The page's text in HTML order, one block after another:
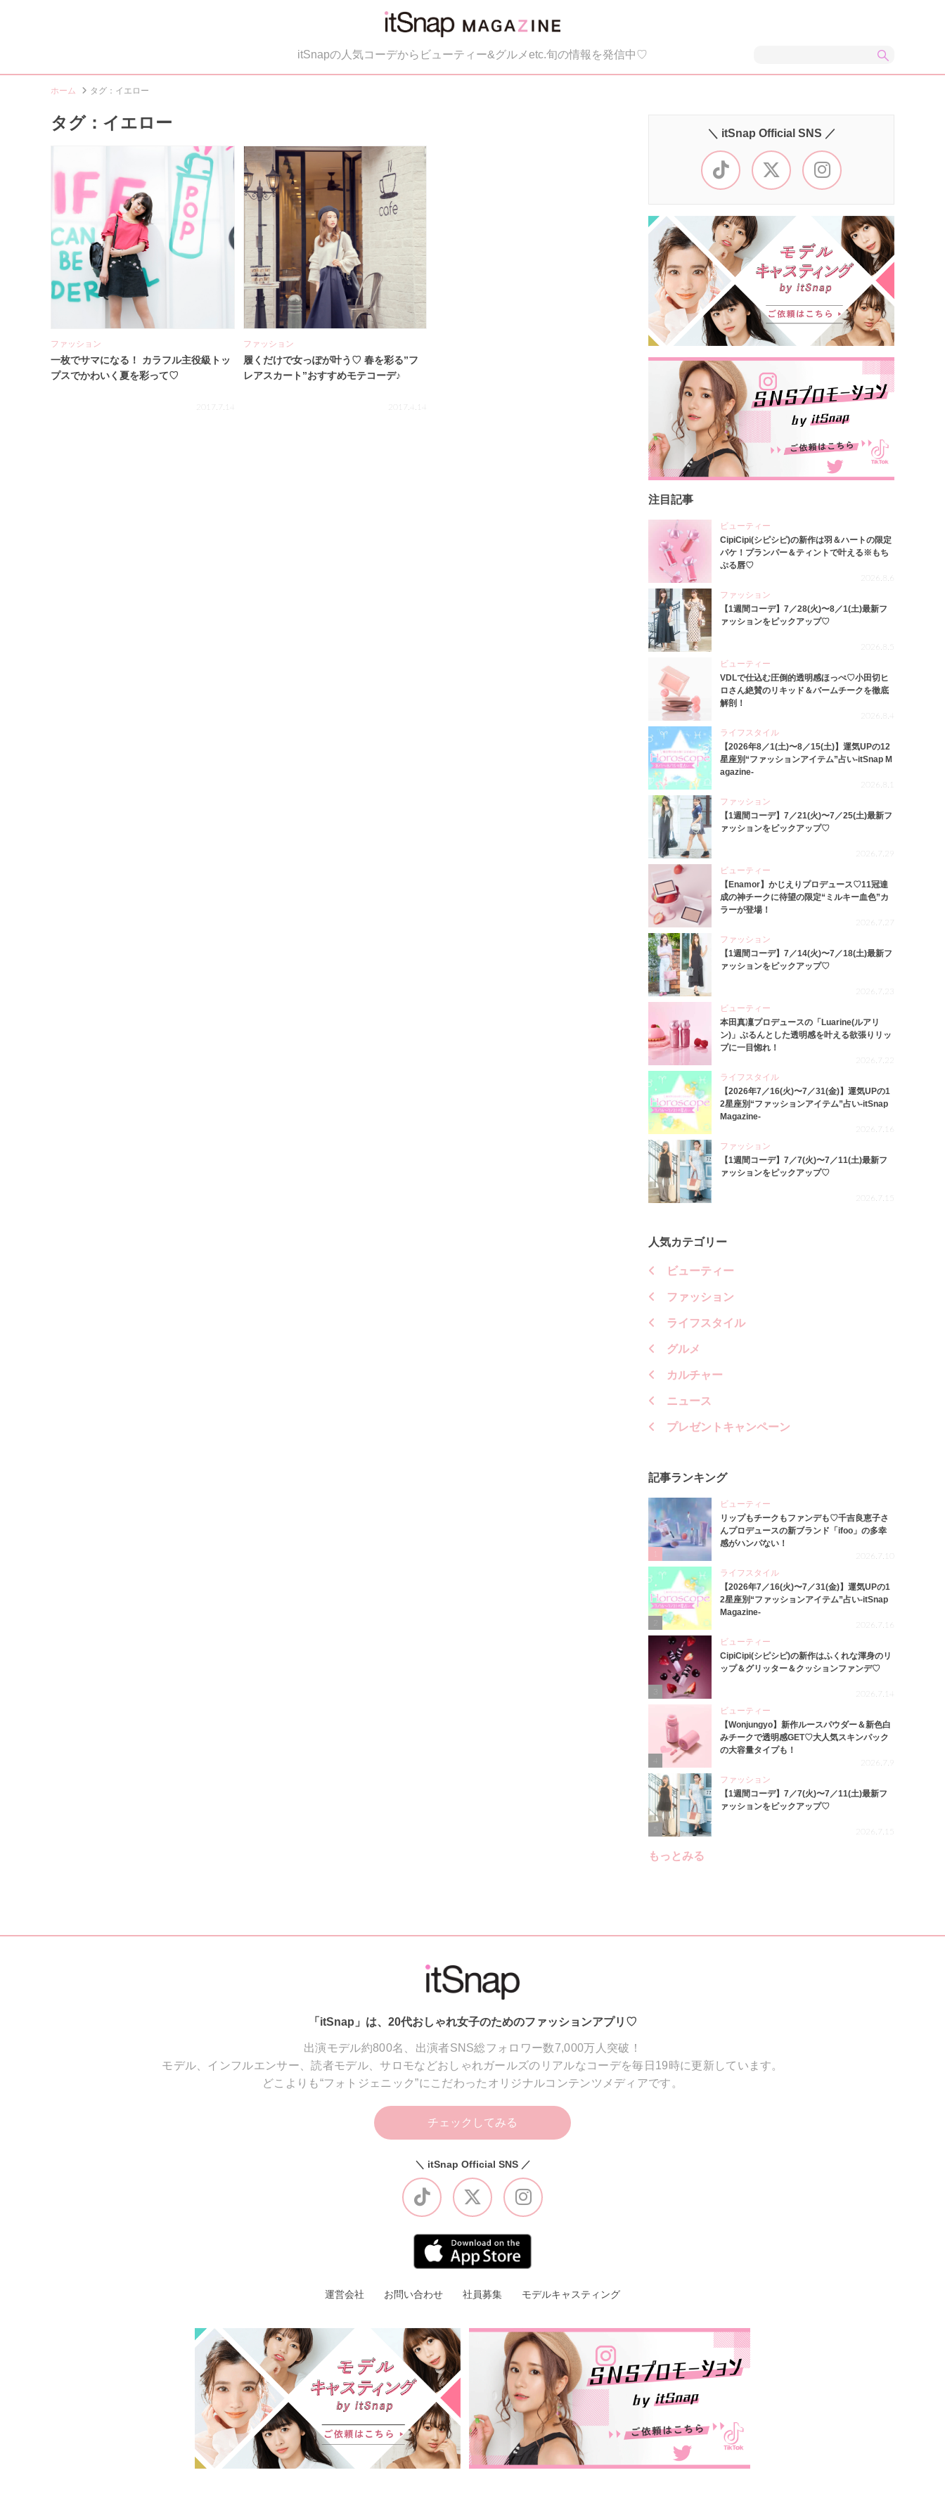
itSnapの人気コーデからビューティー&グルメetc.旬の情報を発信中♡
ホーム タグ：イエロー
タグ：イエロー
ファッション
一枚でサマになる！ カラフル主役級トッ
プスでかわいく夏を彩って♡
2017.7.14
ファッション
履くだけで女っぽが叶う♡ 春を彩る”フ
レアスカート”おすすめモテコーデ♪
2017.4.14
＼ itSnap Official SNS ／
注目記事
ビューティー
CipiCipi(シピシピ)の新作は羽＆ハートの限定
パケ！プランパー＆ティントで叶える※もち
ぷる唇♡
2026.8.6
ファッション
【1週間コーデ】7／28(火)〜8／1(土)最新フ
ァッションをピックアップ♡
2026.8.5
ビューティー
VDLで仕込む圧倒的透明感ほっぺ♡小田切ヒ
ロさん絶賛のリキッド＆バームチークを徹底
解剖！
2026.8.4
ライフスタイル
【2026年8／1(土)〜8／15(土)】運気UPの12
星座別“ファッションアイテム”占い-itSnap M
agazine-
2026.8.1
ファッション
【1週間コーデ】7／21(火)〜7／25(土)最新フ
ァッションをピックアップ♡
2026.7.29
ビューティー
【Enamor】かじえりプロデュース♡11冠達
成の神チークに待望の限定“ミルキー血色”カ
ラーが登場！
2026.7.27
ファッション
【1週間コーデ】7／14(火)〜7／18(土)最新フ
ァッションをピックアップ♡
2026.7.23
ビューティー
本田真凜プロデュースの「Luarine(ルアリ
ン)」ぷるんとした透明感を叶える欲張りリッ
プに一目惚れ！
2026.7.22
ライフスタイル
【2026年7／16(火)〜7／31(金)】運気UPの1
2星座別“ファッションアイテム”占い-itSnap
Magazine-
2026.7.16
ファッション
【1週間コーデ】7／7(火)〜7／11(土)最新フ
ァッションをピックアップ♡
2026.7.15
人気カテゴリー
ビューティー
ファッション
ライフスタイル
グルメ
カルチャー
ニュース
プレゼントキャンペーン
記事ランキング
ビューティー
リップもチークもファンデも♡千吉良恵子さ
んプロデュースの新ブランド「ifoo」の多幸
感がハンパない！
2026.7.10
ライフスタイル
【2026年7／16(火)〜7／31(金)】運気UPの1
2星座別“ファッションアイテム”占い-itSnap
Magazine-
2026.7.16
3
ビューティー
CipiCipi(シピシピ)の新作はふくれな渾身のリ
ップ＆グリッター＆クッションファンデ♡
2026.7.14
4
ビューティー
【Wonjungyo】新作ルースパウダー＆新色白
みチークで透明感GET♡大人気スキンパック
の大容量タイプも！
2026.7.9
ファッション
【1週間コーデ】7／7(火)〜7／11(土)最新フ
ァッションをピックアップ♡
2026.7.15
もっとみる
「itSnap」は、20代おしゃれ女子のためのファッションアプリ♡
出演モデル約800名、出演者SNS総フォロワー数7,000万人突破！
モデル、インフルエンサー、読者モデル、サロモなどおしゃれガールズのリアルなコーデを毎日19時に更新しています。
どこよりも“フォトジェニック”にこだわったオリジナルコンテンツメディアです。
チェックしてみる
＼ itSnap Official SNS ／
運営会社 お問い合わせ 社員募集 モデルキャスティング